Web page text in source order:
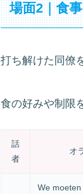
場面2｜食
打ち解けた同僚
食の好みや制限
話
者
オ
We